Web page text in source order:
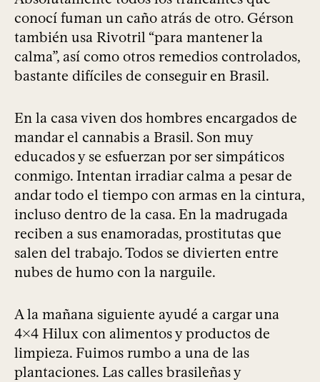
conocí fuman un caño atrás de otro. Gérson
también usa Rivotril “para mantener la
calma”, así como otros remedios controlados,
bastante difíciles de conseguir en Brasil.
En la casa viven dos hombres encargados de
mandar el cannabis a Brasil. Son muy
educados y se esfuerzan por ser simpáticos
conmigo. Intentan irradiar calma a pesar de
andar todo el tiempo con armas en la cintura,
incluso dentro de la casa. En la madrugada
reciben a sus enamoradas, prostitutas que
salen del trabajo. Todos se divierten entre
nubes de humo con la narguile.
A la mañana siguiente ayudé a cargar una
4x4 Hilux con alimentos y productos de
limpieza. Fuimos rumbo a una de las
plantaciones. Las calles brasileñas y